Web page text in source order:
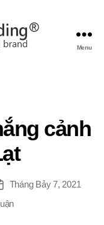
Menu
cảnh
Tháng Bảy 7, 2021
ở